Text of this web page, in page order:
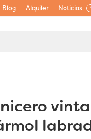
Blog Alquiler Noticias